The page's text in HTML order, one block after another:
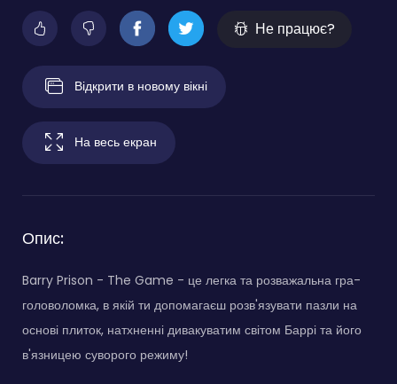
Не працює?
Відкрити в новому вікні
На весь екран
Опис:
Barry Prison - The Game - це легка та розважальна гра-
головоломка, в якій ти допомагаєш розв'язувати пазли на
основі плиток, натхненні дивакуватим світом Баррі та його
в'язницею суворого режиму!